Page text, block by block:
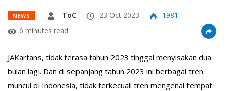
NEWS ToC 23 Oct 2023
1981
6 minutes read
JAKartans, tidak terasa tahun 2023 tinggal menyisakan dua
bulan lagi. Dan di sepanjang tahun 2023 ini berbagai tren
muncul di Indonesia, tidak terkecuali tren mengenai tempat